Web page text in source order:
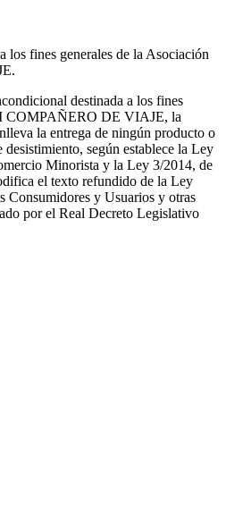
los fines generales de la Asociación
destinada a los fines
COMPAÑERO DE VIAJE, la
la entrega de ningún producto o
según establece la Ley
Minorista y la Ley 3/2014, de
el texto refundido de la Ley
Consumidores y Usuarios y otras
por el Real Decreto Legislativo